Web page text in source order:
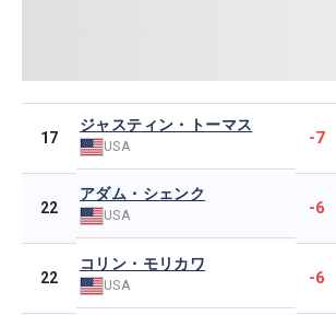
17
ジャスティン・トーマス
USA -7
22
アダム・シェンク
USA -6
22
コリン・モリカワ
USA -6